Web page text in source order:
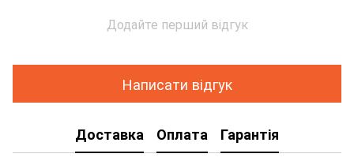
Додайте перший відгук
Написати відгук
Доставка Оплата Гарантія